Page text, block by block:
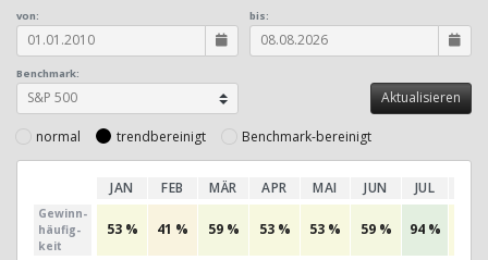
Benchmark:
von: bis:
normal trendbereinigt Benchmark-bereinigt
JAN FEB MÄR APR MAI JUN JUL
Gewinn­
häufig­
keit
53 % 41 % 59 % 53 % 53 % 59 % 94 %